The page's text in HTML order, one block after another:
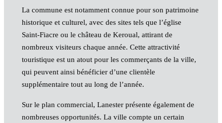
La commune est notamment connue pour son patrimoine
historique et culturel, avec des sites tels que l’église
Saint-Fiacre ou le château de Keroual, attirant de
nombreux visiteurs chaque année. Cette attractivité
touristique est un atout pour les commerçants de la ville,
qui peuvent ainsi bénéficier d’une clientèle
supplémentaire tout au long de l’année.
Sur le plan commercial, Lanester présente également de
nombreuses opportunités. La ville compte un certain